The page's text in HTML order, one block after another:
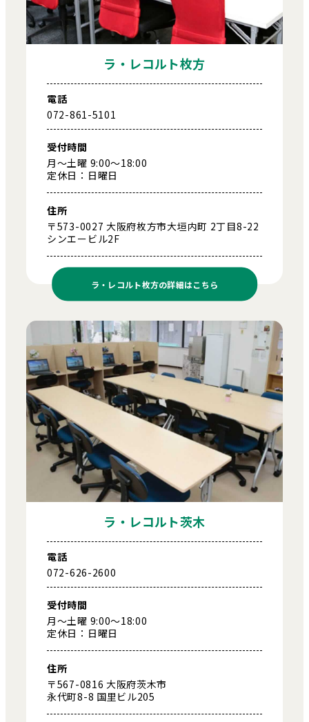
ラ・レコルト枚方
電話
072-861-5101
受付時間
月～土曜 9:00～18:00
定休日：日曜日
住所
〒573-0027 大阪府枚方市大垣内町 2丁目8-22
シンエービル2F
ラ・レコルト枚方の詳細はこちら
ラ・レコルト茨木
電話
072-626-2600
受付時間
月～土曜 9:00～18:00
定休日：日曜日
住所
〒567-0816 大阪府茨木市
永代町8-8 国里ビル205